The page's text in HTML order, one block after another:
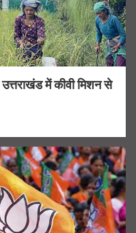
में कीवी मिशन से